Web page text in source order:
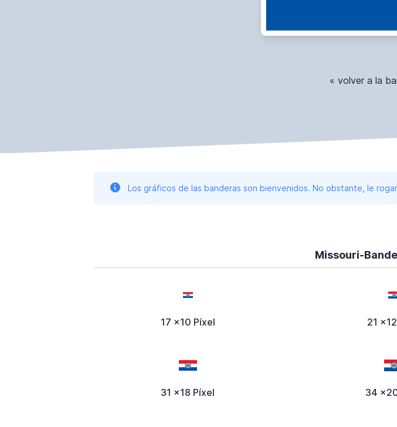
« volver a la
Los gráficos de las banderas son bienvenidos. No obstante, le
Missouri-
17 x10 Píxel 21
31 x18 Píxel 34